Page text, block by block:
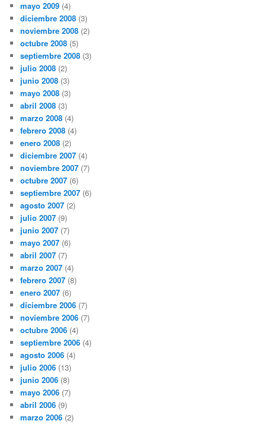
mayo 2009 (4)
diciembre 2008 (3)
noviembre 2008 (2)
octubre 2008 (5)
septiembre 2008 (3)
julio 2008 (2)
junio 2008 (3)
mayo 2008 (3)
abril 2008 (3)
marzo 2008 (4)
febrero 2008 (4)
enero 2008 (2)
diciembre 2007 (4)
noviembre 2007 (7)
octubre 2007 (6)
septiembre 2007 (6)
agosto 2007 (2)
julio 2007 (9)
junio 2007 (7)
mayo 2007 (6)
abril 2007 (7)
marzo 2007 (4)
febrero 2007 (8)
enero 2007 (6)
diciembre 2006 (7)
noviembre 2006 (7)
octubre 2006 (4)
septiembre 2006 (4)
agosto 2006 (4)
julio 2006 (13)
junio 2006 (8)
mayo 2006 (7)
abril 2006 (9)
marzo 2006 (2)